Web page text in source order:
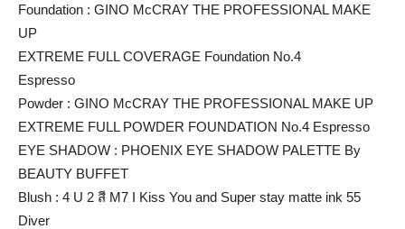
Foundation : GINO McCRAY THE PROFESSIONAL MAKE
UP
EXTREME FULL COVERAGE Foundation No.4
Espresso
Powder : GINO McCRAY THE PROFESSIONAL MAKE UP
EXTREME FULL POWDER FOUNDATION No.4 Espresso
EYE SHADOW : PHOENIX EYE SHADOW PALETTE By
BEAUTY BUFFET
Blush : 4 U 2 สี M7 I Kiss You and Super stay matte ink 55
Diver